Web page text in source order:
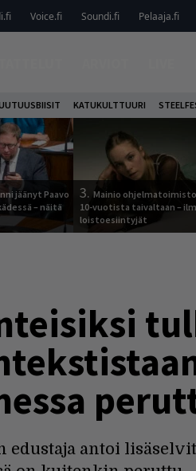
Voice.fi Soundi.fi Pelaaja.fi
KATUKULTTUURI
jäänyt Paavo
– näitä
3. Mainio
10-vuotista taivaltaan –
loistoesiintyjät
antoi